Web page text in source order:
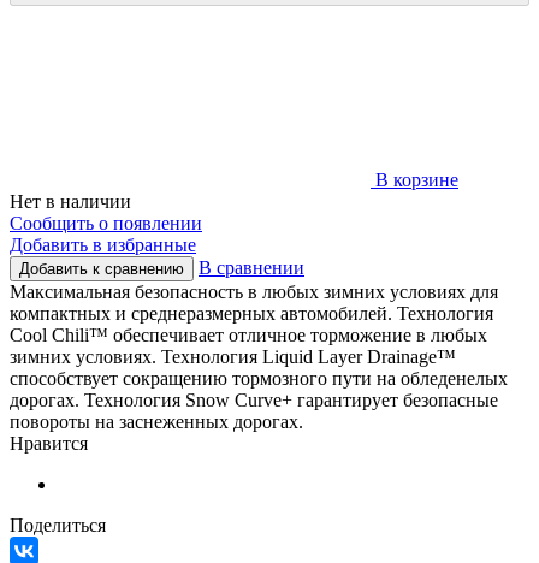
В корзине
Нет в наличии
Сообщить о появлении
Добавить в избранные
Добавить к сравнению
В сравнении
Максимальная безопасность в любых зимних условиях для
компактных и среднеразмерных автомобилей. Технология
Cool Chili™ обеспечивает отличное торможение в любых
зимних условиях. Технология Liquid Layer Drainage™
способствует сокращению тормозного пути на обледенелых
дорогах. Технология Snow Curve+ гарантирует безопасные
повороты на заснеженных дорогах.
Нравится
Поделиться